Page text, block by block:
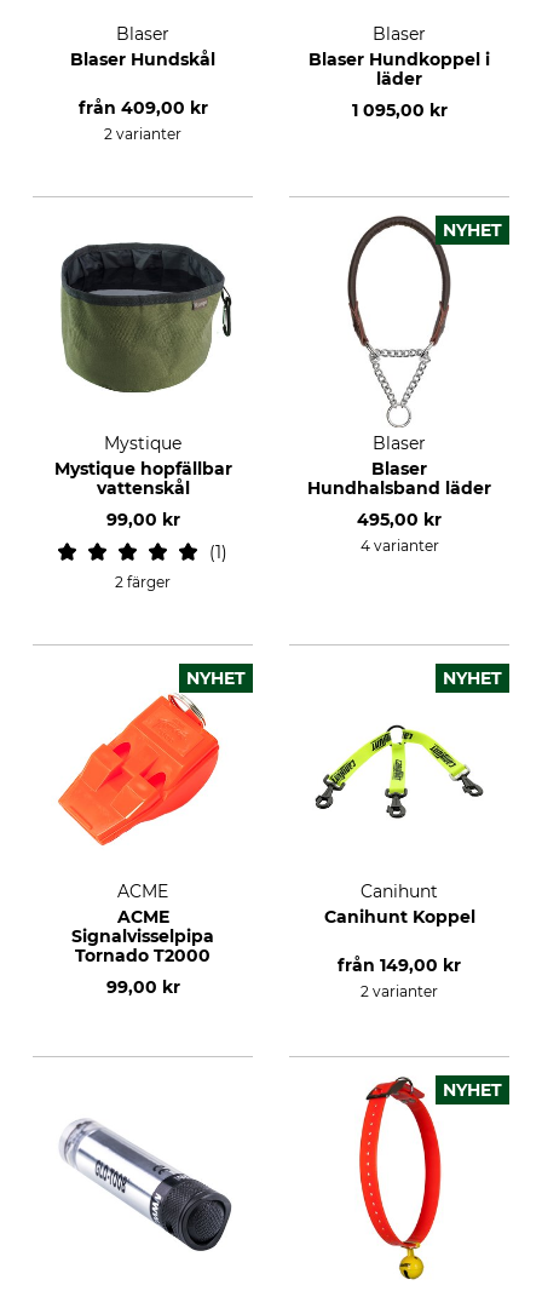
Blaser
Blaser Hundskål
från 409,00 kr
2 varianter
Blaser
Blaser Hundkoppel i
läder
1 095,00 kr
Mystique
Mystique hopfällbar
vattenskål
99,00 kr
1
2 färger
NYHET
Blaser
Blaser
Hundhalsband läder
495,00 kr
4 varianter
NYHET
ACME
ACME
Signalvisselpipa
Tornado T2000
99,00 kr
NYHET
Canihunt
Canihunt Koppel
från 149,00 kr
2 varianter
NYHET